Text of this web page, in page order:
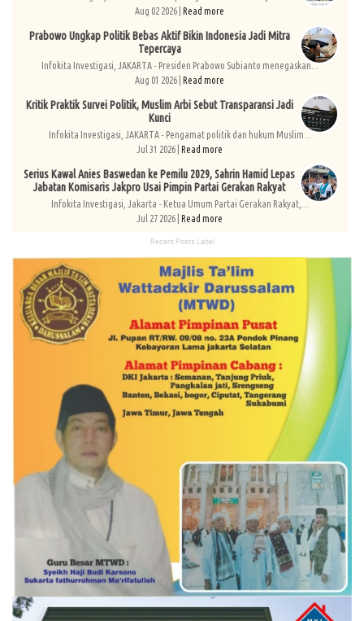
Aug 02 2026 | Read more
Prabowo Ungkap Politik Bebas Aktif Bikin Indonesia Jadi Mitra
Tepercaya
Infokita Investigasi, JAKARTA - Presiden Prabowo Subianto menegaskan...
Aug 01 2026 | Read more
Kritik Praktik Survei Politik, Muslim Arbi Sebut Transparansi Jadi
Kunci
Infokita Investigasi, JAKARTA - Pengamat politik dan hukum Muslim...
Jul 31 2026 | Read more
Serius Kawal Anies Baswedan ke Pemilu 2029, Sahrin Hamid Lepas
Jabatan Komisaris Jakpro Usai Pimpin Partai Gerakan Rakyat
Infokita Investigasi, Jakarta - Ketua Umum Partai Gerakan Rakyat,...
Jul 27 2026 | Read more
Recent Posts Label